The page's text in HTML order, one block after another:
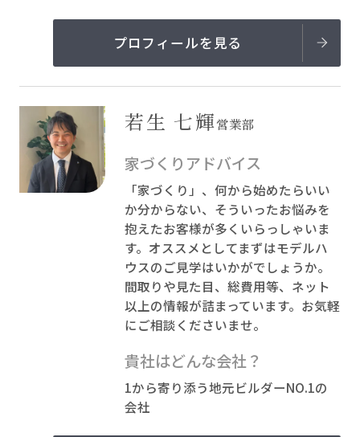
プロフィールを見る
若生 七輝営業部
家づくりアドバイス
「家づくり」、何から始めたらいい
か分からない、そういったお悩みを
抱えたお客様が多くいらっしゃいま
す。オススメとしてまずはモデルハ
ウスのご見学はいかがでしょうか。
間取りや見た目、総費用等、ネット
以上の情報が詰まっています。お気軽
にご相談くださいませ。
貴社はどんな会社？
1から寄り添う地元ビルダーNO.1の
会社